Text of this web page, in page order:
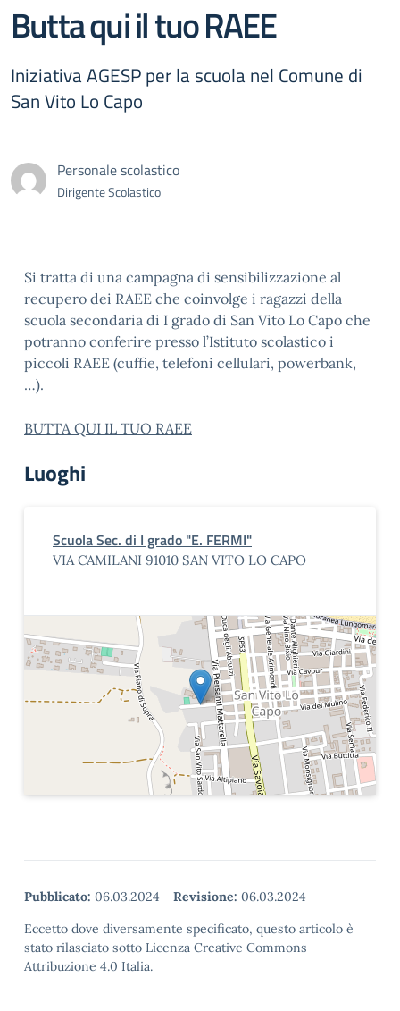
Butta qui il tuo RAEE
Iniziativa AGESP per la scuola nel Comune di
San Vito Lo Capo
Personale scolastico
Dirigente Scolastico
Si tratta di una campagna di sensibilizzazione al
recupero dei RAEE che coinvolge i ragazzi della
scuola secondaria di I grado di San Vito Lo Capo che
potranno conferire presso l’Istituto scolastico i
piccoli RAEE (cuffie, telefoni cellulari, powerbank,
…).
BUTTA QUI IL TUO RAEE
Luoghi
Scuola Sec. di I grado "E. FERMI"
VIA CAMILANI 91010 SAN VITO LO CAPO
Pubblicato: 06.03.2024 - Revisione: 06.03.2024
Eccetto dove diversamente specificato, questo articolo è
stato rilasciato sotto Licenza Creative Commons
Attribuzione 4.0 Italia.